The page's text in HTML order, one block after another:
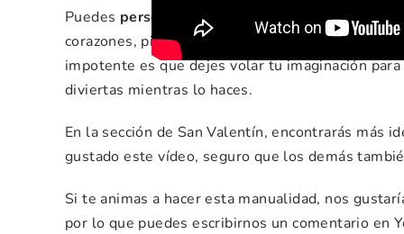
Puedes personalizarlo completamentea tu
corazones, pintando el fondo con acuarelas,
impotente es que dejes volar tu imaginación
diviertas mientras lo haces.
En la sección de San Valentín, encontrarás más
gustado este vídeo, seguro que los demás
Si te animas a hacer esta manualidad, nos
por lo que puedes escribirnos un comentario en